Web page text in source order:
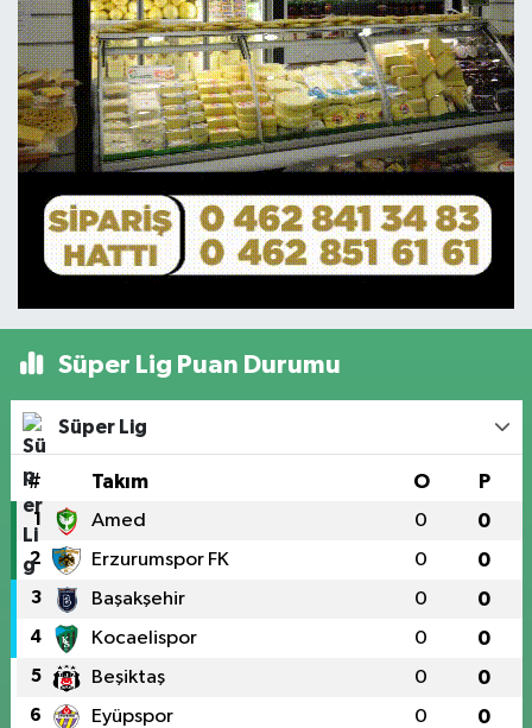
Süper Lig Puan Durumu
Süper Lig
# Takım O P
1 Amed 0 0
2 Erzurumspor FK 0 0
3 Başakşehir 0 0
4 Kocaelispor 0 0
5 Beşiktaş 0 0
6 Eyüpspor 0 0